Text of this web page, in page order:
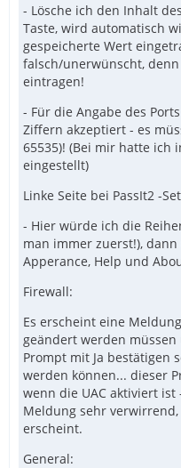
- Lösche ich den Inhalt
Taste, wird automatisch
gespeicherte Wert
falsch/unerwünscht,
eintragen!
- Für die Angabe des
Ziffern akzeptiert - es
65535)! (Bei mir hatte ich
eingestellt)
Linke Seite bei PassIt2 -
- Hier würde ich die
man immer zuerst!), dann
Apperance, Help und
Firewall:
Es erscheint eine
geändert werden
Prompt mit Ja bestätigen
werden können... dieser
wenn die UAC aktiviert
Meldung sehr
erscheint.
General: